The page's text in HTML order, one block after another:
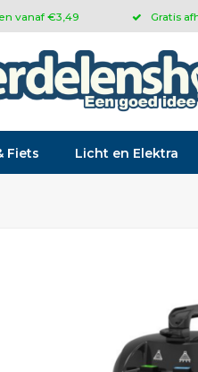
vanaf €3,49 Gratis
Fiets Licht en Elektra